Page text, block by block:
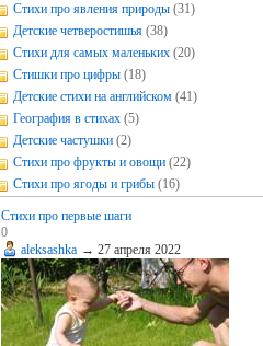
Стихи про явления природы (31)
Детские четверостишья (38)
Стихи для самых маленьких (20)
Стишки про цифры (18)
Детские стихи на английском (41)
География в стихах (5)
Детские частушки (2)
Стихи про фрукты и овощи (22)
Стихи про ягоды и грибы (16)
Стихи про первые шаги
0
aleksashka →27 апреля 2022